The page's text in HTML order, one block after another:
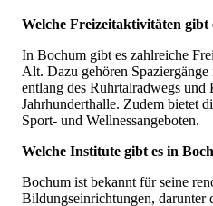
Welche Freizeitaktivitäten gibt
In Bochum gibt es zahlreiche
Alt. Dazu gehören
entlang des Ruhrtalradwegs und
Jahrhunderthalle. Zudem bietet
Sport- und Wellnessangeboten.
Welche Institute gibt es in
Bochum ist bekannt für seine
Bildungseinrichtungen,